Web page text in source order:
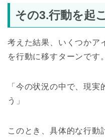
その3.行動を起
考えた結果、いくつかア
を行動に移すターンです。
「今の状況の中で、現
う」
このとき、具体的な行動